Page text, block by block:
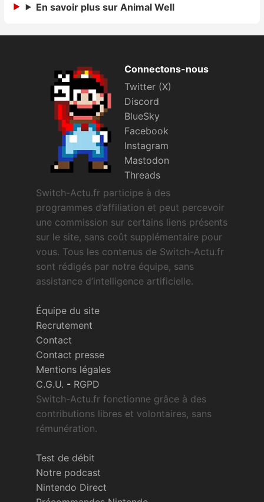
En savoir plus sur Animal Well
Connectons-nous
Twitter (X)
Discord
BlueSky
Facebook
Instagram
Mastodon
Threads
Switch-Actu.fr participe à des
programmes d’affiliation et peut percevoir
une commission sur certains liens présents
sur le site, sans coût supplémentaire pour
vous. Tous les contenus de Switch-Actu.fr
sont rédigés par notre équipe, sans
assistance d’intelligence artificielle.
Équipe du site
Recrutement
Contact
Contact presse
Mentions légales
C.G.U. - RGPD
Switch-Actu.fr fonctionne grâce à des
contributions libres et volontaires, sans
rémunération.
Test de débit
Notre podcast
Nintendo Direct